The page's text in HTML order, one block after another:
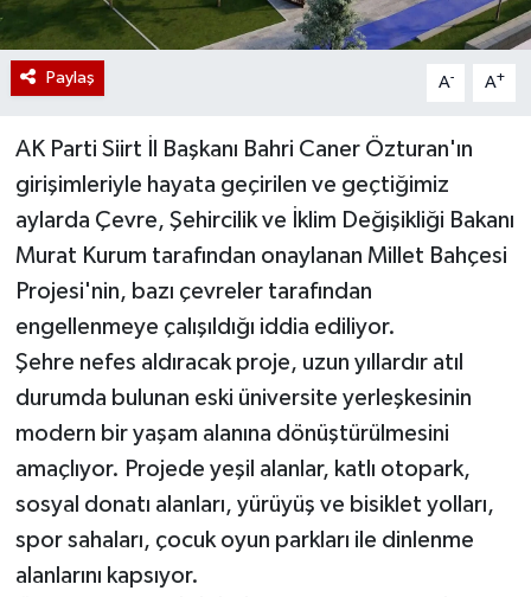
Paylaş A- A+
AK Parti Siirt İl Başkanı Bahri Caner Özturan'ın
girişimleriyle hayata geçirilen ve geçtiğimiz
aylarda Çevre, Şehircilik ve İklim Değişikliği Bakanı
Murat Kurum tarafından onaylanan Millet Bahçesi
Projesi'nin, bazı çevreler tarafından
engellenmeye çalışıldığı iddia ediliyor.
Şehre nefes aldıracak proje, uzun yıllardır atıl
durumda bulunan eski üniversite yerleşkesinin
modern bir yaşam alanına dönüştürülmesini
amaçlıyor. Projede yeşil alanlar, katlı otopark,
sosyal donatı alanları, yürüyüş ve bisiklet yolları,
spor sahaları, çocuk oyun parkları ile dinlenme
alanlarını kapsıyor.